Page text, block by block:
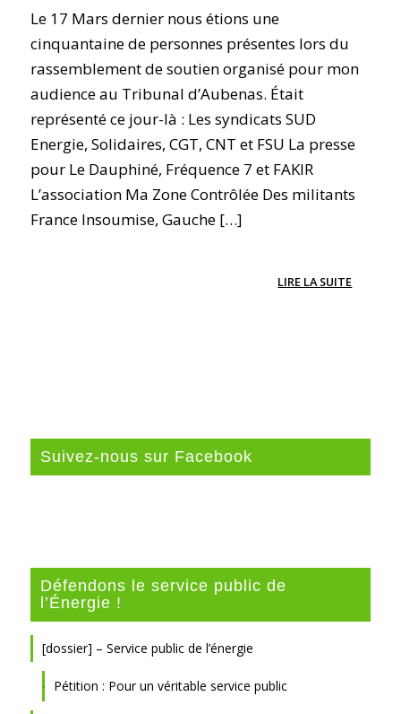
Le 17 Mars dernier nous étions une
cinquantaine de personnes présentes lors du
rassemblement de soutien organisé pour mon
audience au Tribunal d’Aubenas. Était
représenté ce jour-là : Les syndicats SUD
Energie, Solidaires, CGT, CNT et FSU La presse
pour Le Dauphiné, Fréquence 7 et FAKIR
L’association Ma Zone Contrôlée Des militants
France Insoumise, Gauche […]
LIRE LA SUITE
Suivez-nous sur Facebook
Défendons le service public de
l’Énergie !
[dossier] – Service public de l’énergie
Pétition : Pour un véritable service public